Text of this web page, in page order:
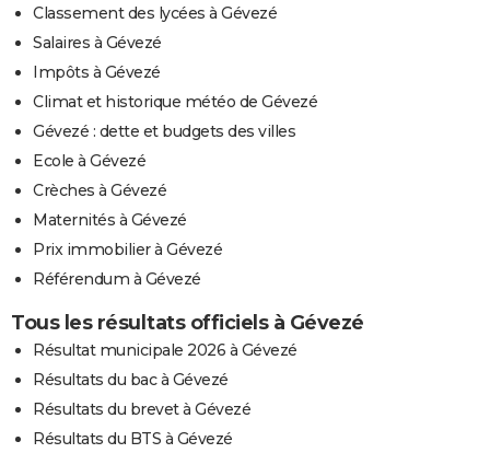
Classement des lycées à Gévezé
Salaires à Gévezé
Impôts à Gévezé
Climat et historique météo de Gévezé
Gévezé : dette et budgets des villes
Ecole à Gévezé
Crèches à Gévezé
Maternités à Gévezé
Prix immobilier à Gévezé
Référendum à Gévezé
Tous les résultats officiels à Gévezé
Résultat municipale 2026 à Gévezé
Résultats du bac à Gévezé
Résultats du brevet à Gévezé
Résultats du BTS à Gévezé